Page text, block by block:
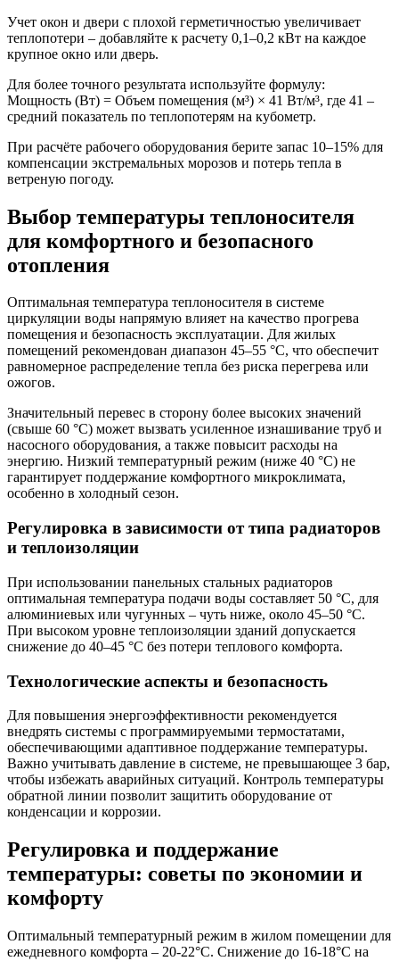
Учет окон и двери с плохой герметичностью увеличивает
теплопотери – добавляйте к расчету 0,1–0,2 кВт на каждое
крупное окно или дверь.
Для более точного результата используйте формулу:
Мощность (Вт) = Объем помещения (м³) × 41 Вт/м³, где 41 –
средний показатель по теплопотерям на кубометр.
При расчёте рабочего оборудования берите запас 10–15% для
компенсации экстремальных морозов и потерь тепла в
ветреную погоду.
Выбор температуры теплоносителя
для комфортного и безопасного
отопления
Оптимальная температура теплоносителя в системе
циркуляции воды напрямую влияет на качество прогрева
помещения и безопасность эксплуатации. Для жилых
помещений рекомендован диапазон 45–55 °C, что обеспечит
равномерное распределение тепла без риска перегрева или
ожогов.
Значительный перевес в сторону более высоких значений
(свыше 60 °C) может вызвать усиленное изнашивание труб и
насосного оборудования, а также повысит расходы на
энергию. Низкий температурный режим (ниже 40 °C) не
гарантирует поддержание комфортного микроклимата,
особенно в холодный сезон.
Регулировка в зависимости от типа радиаторов
и теплоизоляции
При использовании панельных стальных радиаторов
оптимальная температура подачи воды составляет 50 °C, для
алюминиевых или чугунных – чуть ниже, около 45–50 °C.
При высоком уровне теплоизоляции зданий допускается
снижение до 40–45 °C без потери теплового комфорта.
Технологические аспекты и безопасность
Для повышения энергоэффективности рекомендуется
внедрять системы с программируемыми термостатами,
обеспечивающими адаптивное поддержание температуры.
Важно учитывать давление в системе, не превышающее 3 бар,
чтобы избежать аварийных ситуаций. Контроль температуры
обратной линии позволит защитить оборудование от
конденсации и коррозии.
Регулировка и поддержание
температуры: советы по экономии и
комфорту
Оптимальный температурный режим в жилом помещении для
ежедневного комфорта – 20-22°C. Снижение до 16-18°C на